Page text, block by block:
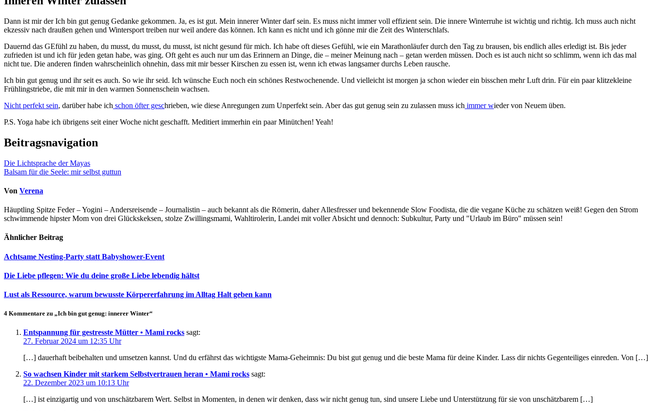
Dann ist mir der Ich bin gut genug Gedanke gekommen. Ja, es ist gut. Mein innerer Winter darf sein. Es muss nicht immer voll effizient sein. Die innere Winterruhe ist wichtig und richtig. Ich muss auch nicht
ekzessiv nach draußen gehen und Wintersport treiben nur weil andere das können. Ich kann es nicht und ich gönne mir die Zeit des Winterschlafs.
Dauernd das GEfühl zu haben, du musst, du musst, du musst, ist nicht gesund für mich. Ich habe oft dieses Gefühl, wie ein Marathonläufer durch den Tag zu brausen, bis endlich alles erledigt ist. Bis jeder
zufrieden ist und ich für jeden getan habe, was ging. Oft geht es auch nur um das Erinnern an Dinge, die – meiner Meinung nach – getan werden müssen. Doch es ist auch nicht so schlimm, wenn ich das mal
nicht tue. Die anderen finden wahrscheinlich ohnehin, dass mit mir besser Kirschen zu essen ist, wenn ich etwas langsamer durchs Leben rausche.
Ich bin gut genug und ihr seit es auch. So wie ihr seid. Ich wünsche Euch noch ein schönes Restwochenende. Und vielleicht ist morgen ja schon wieder ein bisschen mehr Luft drin. Für ein paar klitzekleine
Frühlingstriebe, die mit mir in den warmen Sonnenschein wachsen.
Nicht perfekt sein, darüber habe ich schon öfter geschrieben, wie diese Anregungen zum Unperfekt sein. Aber das gut genug sein zu zulassen muss ich immer wieder von Neuem üben.
P.S. Yoga habe ich übrigens seit einer Woche nicht geschafft. Meditiert immerhin ein paar Minütchen! Yeah!
Beitragsnavigation
Die Lichtsprache der Mayas
Balsam für die Seele: mir selbst guttun
Von Verena
Häuptling Spitze Feder – Yogini – Andersreisende – Journalistin – auch bekannt als die Römerin, daher Allesfresser und bekennende Slow Foodista, die die vegane Küche zu schätzen weiß! Gegen den Strom
schwimmende hipster Mom von drei Glückskeksen, stolze Zwillingsmami, Wahltirolerin, Landei mit voller Absicht und dennoch: Subkultur, Party und "Urlaub im Büro" müssen sein!
Ähnlicher Beitrag
Achtsame Nesting-Party statt Babyshower-Event
Die Liebe pflegen: Wie du deine große Liebe lebendig hältst
Lust als Ressource, warum bewusste Körpererfahrung im Alltag Halt geben kann
4 Kommentare zu „Ich bin gut genug: innerer Winter“
Entspannung für gestresste Mütter • Mami rocks sagt:
27. Februar 2024 um 12:35 Uhr
[…] dauerhaft beibehalten und umsetzen kannst. Und du erfährst das wichtigste Mama-Geheimnis: Du bist gut genug und die beste Mama für deine Kinder. Lass dir nichts Gegenteiliges einreden. Von […]
So wachsen Kinder mit starkem Selbstvertrauen heran • Mami rocks sagt:
22. Dezember 2023 um 10:13 Uhr
[…] ist einzigartig und von unschätzbarem Wert. Selbst in Momenten, in denen wir denken, dass wir nicht genug tun, sind unsere Liebe und Unterstützung für sie von unschätzbarem […]